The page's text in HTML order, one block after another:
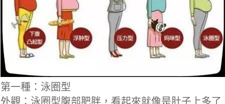
第一種：泳圈型
外觀：泳圈型腹部肥胖，看起來就像是肚子上多了